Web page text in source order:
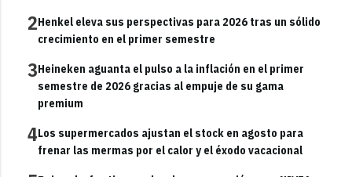
2Henkel eleva sus perspectivas para 2026 tras un sólido
crecimiento en el primer semestre
3Heineken aguanta el pulso a la inflación en el primer
semestre de 2026 gracias al empuje de su gama
premium
4Los supermercados ajustan el stock en agosto para
frenar las mermas por el calor y el éxodo vacacional